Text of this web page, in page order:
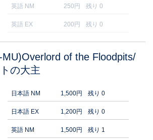
英語 NM 250円 残り 0
英語 EX 200円 残り 0
MU)Overlord of the Floodpits/
の大主
日本語 NM 1,500円 残り 0
日本語 EX 1,200円 残り 0
英語 NM 1,500円 残り 1